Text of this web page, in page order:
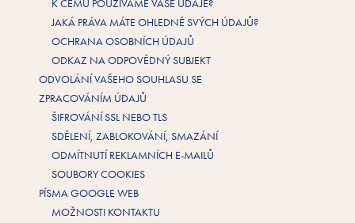
K ČEMU POUŽÍVÁME VAŠE ÚDAJE?
JAKÁ PRÁVA MÁTE OHLEDNĚ SVÝCH ÚDAJŮ?
OCHRANA OSOBNÍCH ÚDAJŮ
ODKAZ NA ODPOVĚDNÝ SUBJEKT
ODVOLÁNÍ VAŠEHO SOUHLASU SE
ZPRACOVÁNÍM ÚDAJŮ
ŠIFROVÁNÍ SSL NEBO TLS
SDĚLENÍ, ZABLOKOVÁNÍ, SMAZÁNÍ
ODMÍTNUTÍ REKLAMNÍCH E-MAILŮ
SOUBORY COOKIES
PÍSMA GOOGLE WEB
MOŽNOSTI KONTAKTU